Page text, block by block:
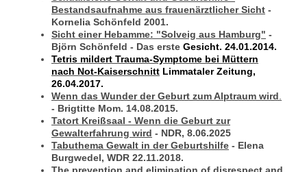
Bestandsaufnahme aus frauenärztlicher Sicht -
Kornelia Schönfeld 2001.
Sicht einer Hebamme: "Solveig aus Hamburg" -
Björn Schönfeld - Das erste Gesicht. 24.01.2014.
Tetris mildert Trauma-Symptome bei Müttern
nach Not-Kaiserschnitt Limmataler Zeitung,
26.04.2017.
Wenn das Wunder der Geburt zum Alptraum wird
- Brigtitte Mom. 14.08.2015.
Tatort Kreißsaal - Wenn die Geburt zur
Gewalterfahrung wird - NDR, 8.06.2025
Tabuthema Gewalt in der Geburtshilfe - Elena
Burgwedel, WDR 22.11.2018.
The prevention and elimination of disrespect and